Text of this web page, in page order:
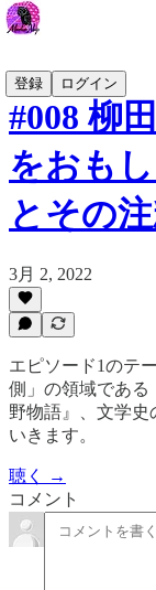
登録
ログイン
#008 柳
をおも
とその
3月 2, 2022
エピソード1のテ
側」の領域である
野物語』、文学史
いきます。
聴く →
コメント